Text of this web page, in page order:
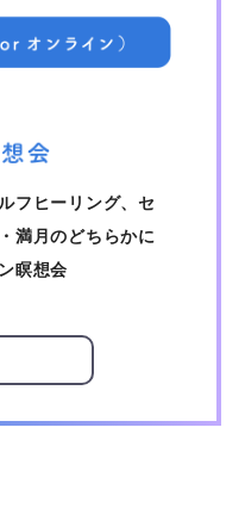
フヒーリング、セ
満月のどちらかに
瞑想会